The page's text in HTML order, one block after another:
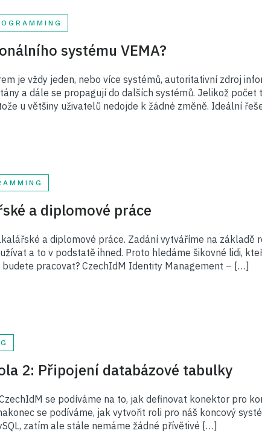
systému VEMA?
je vždy jeden, nebo více systémů, autoritativní zdroj
a dále se propagují do dalších systémů. Jelikož počet
u většiny uživatelů nedojde k žádné změně. Ideální
a diplomové práce
a diplomové práce. Zadání vytváříme na základě
a to v podstatě ihned. Proto hledáme šikovné lidi,
pracovat? CzechIdM Identity Management – […]
2: Připojení databázové tabulky
se podíváme na to, jak definovat konektor pro
se podíváme, jak vytvořit roli pro náš koncový
zatím ale stále nemáme žádné přívětivé […]